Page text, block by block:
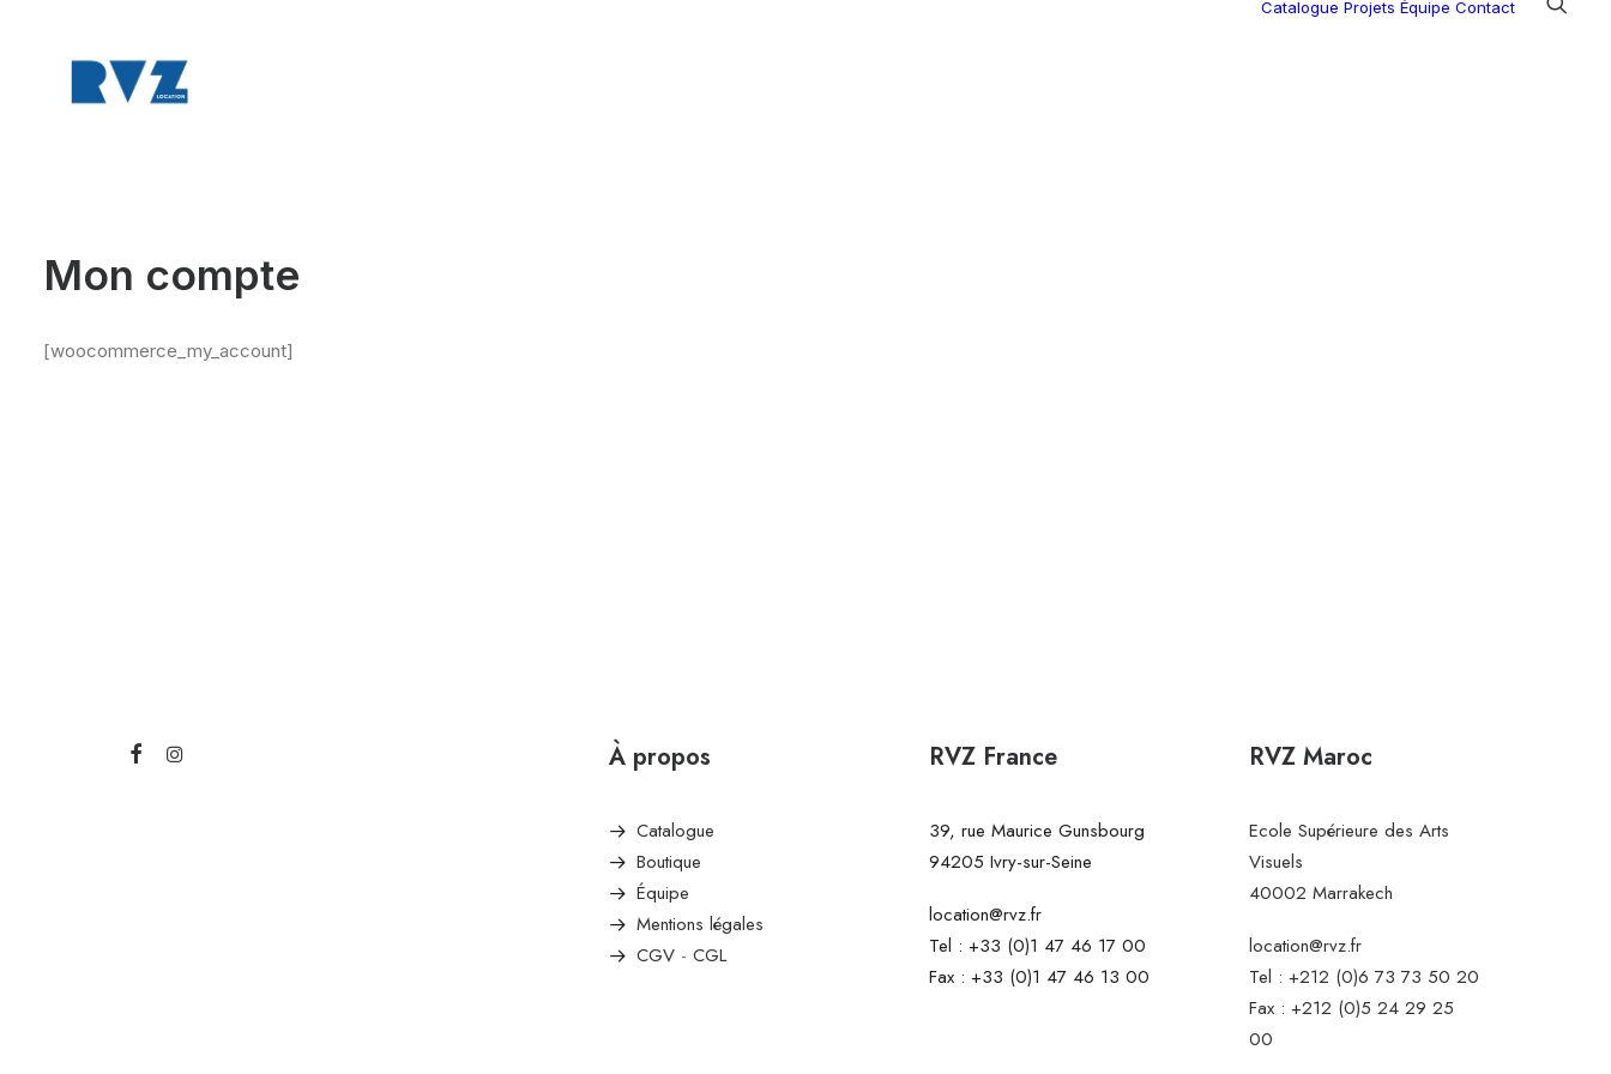
Catalogue Projets Équipe Contact
Mon compte
[woocommerce_my_account]
À propos
Catalogue
Boutique
Équipe
Mentions légales
CGV- CGL
RVZ France
39, rue Maurice Gunsbourg
94205 Ivry-sur-Seine
location@rvz.fr
Tel : +33 (0)1 47 46 17 00
Fax : +33 (0)1 47 46 13 00
RVZ Maroc
Ecole Supérieure des Arts
Visuels
40002 Marrakech
location@rvz.fr
Tel : +212 (0)6 73 73 50 20
Fax : +212 (0)5 24 29 25
00